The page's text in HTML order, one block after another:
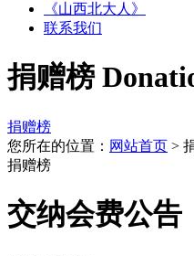
《山西北大人》
联系我们
捐赠榜
捐赠榜
您所在的位置： 网站首页 >
捐赠榜
交纳会费公告